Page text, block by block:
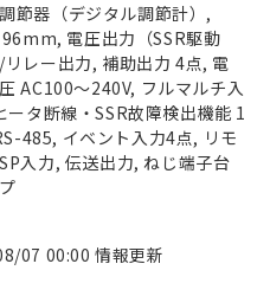
節器（デジタル調節計）,
電圧出力（SSR駆動
レー出力, 補助出力 4点, 電
AC100～240V, フルマルチ入
ータ断線・SSR故障検出機能 1
485, イベント入力4点, リモ
入力, 伝送出力, ねじ端子台
07 00:00 情報更新